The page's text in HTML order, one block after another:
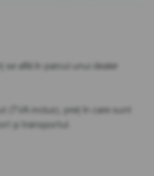
se află în parcul unui dealer
(TVA inclus), preț în care sunt
și transportul.